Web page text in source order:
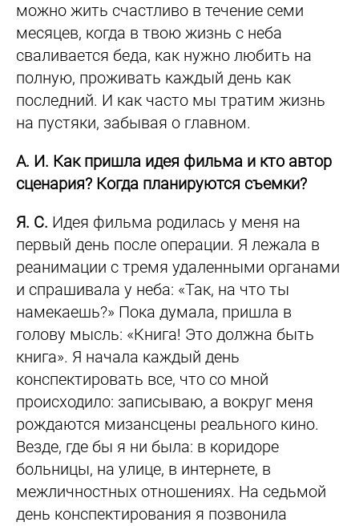
можно жить счастливо в течение семи
месяцев, когда в твою жизнь с неба
сваливается беда, как нужно любить на
полную, проживать каждый день как
последний. И как часто мы тратим жизнь
на пустяки, забывая о главном.
А. И. Как пришла идея фильма и кто автор
сценария? Когда планируются съемки?
Я. С. Идея фильма родилась у меня на
первый день после операции. Я лежала в
реанимации с тремя удаленными органами
и спрашивала у неба: «Так, на что ты
намекаешь?» Пока думала, пришла в
голову мысль: «Книга! Это должна быть
книга». Я начала каждый день
конспектировать все, что со мной
происходило: записываю, а вокруг меня
рождаются мизансцены реального кино.
Везде, где бы я ни была: в коридоре
больницы, на улице, в интернете, в
межличностных отношениях. На седьмой
день конспектирования я позвонила